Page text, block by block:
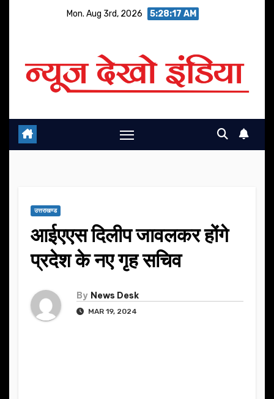
Mon. Aug 3rd, 2026 5:28:18 AM
उत्तराखण्ड
आईएएस दिलीप जावलकर होंगे
प्रदेश के नए गृह सचिव
By News Desk
MAR 19, 2024